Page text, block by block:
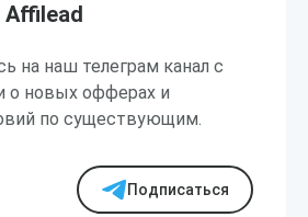
Affilead
на наш телеграм канал с
о новых офферах и
по существующим.
Подписаться